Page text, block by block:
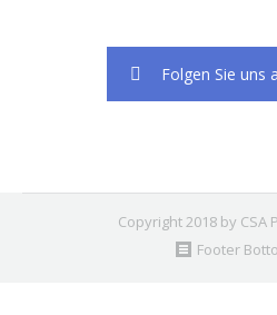
Folgen Sie uns
Copyright 2018 by CSA
Footer